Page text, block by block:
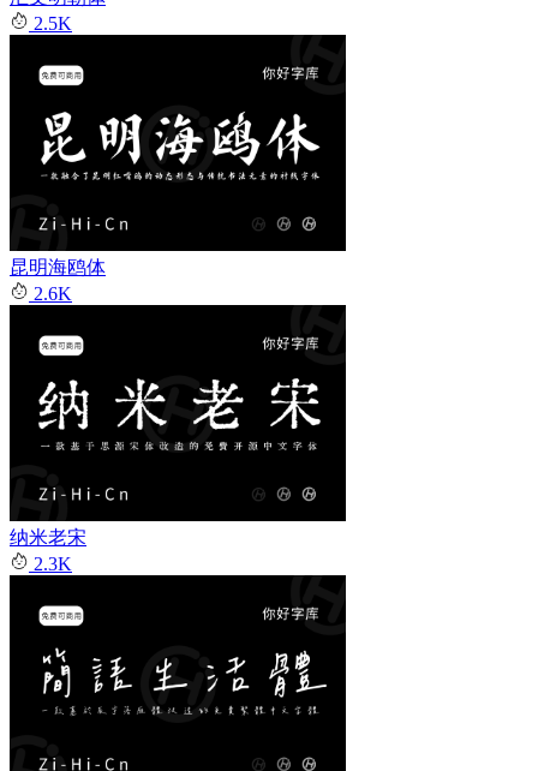
2.5K
昆明海鸥体
2.6K
纳米老宋
2.3K